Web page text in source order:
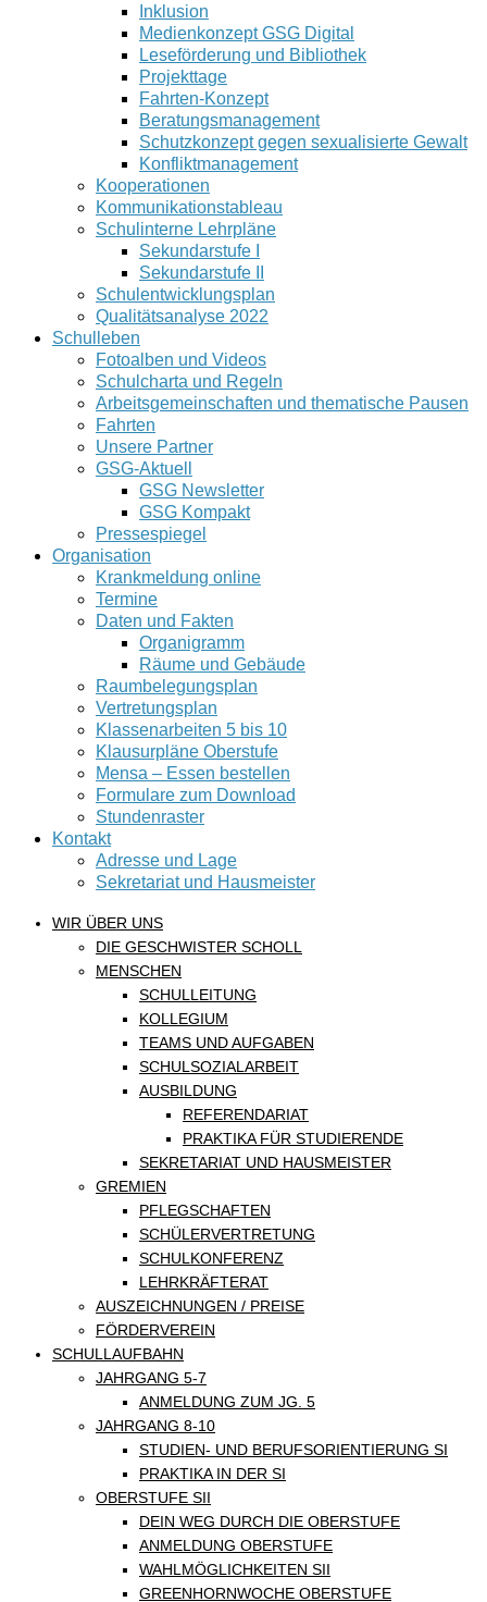
Inklusion
Medienkonzept GSG Digital
Leseförderung und Bibliothek
Projekttage
Fahrten-Konzept
Beratungsmanagement
Schutzkonzept gegen sexualisierte Gewalt
Konfliktmanagement
Kooperationen
Kommunikationstableau
Schulinterne Lehrpläne
Sekundarstufe I
Sekundarstufe II
Schulentwicklungsplan
Qualitätsanalyse 2022
Schulleben
Fotoalben und Videos
Schulcharta und Regeln
Arbeitsgemeinschaften und thematische Pausen
Fahrten
Unsere Partner
GSG-Aktuell
GSG Newsletter
GSG Kompakt
Pressespiegel
Organisation
Krankmeldung online
Termine
Daten und Fakten
Organigramm
Räume und Gebäude
Raumbelegungsplan
Vertretungsplan
Klassenarbeiten 5 bis 10
Klausurpläne Oberstufe
Mensa – Essen bestellen
Formulare zum Download
Stundenraster
Kontakt
Adresse und Lage
Sekretariat und Hausmeister
WIR ÜBER UNS
DIE GESCHWISTER SCHOLL
MENSCHEN
SCHULLEITUNG
KOLLEGIUM
TEAMS UND AUFGABEN
SCHULSOZIALARBEIT
AUSBILDUNG
REFERENDARIAT
PRAKTIKA FÜR STUDIERENDE
SEKRETARIAT UND HAUSMEISTER
GREMIEN
PFLEGSCHAFTEN
SCHÜLERVERTRETUNG
SCHULKONFERENZ
LEHRKRÄFTERAT
AUSZEICHNUNGEN / PREISE
FÖRDERVEREIN
SCHULLAUFBAHN
JAHRGANG 5-7
ANMELDUNG ZUM JG. 5
JAHRGANG 8-10
STUDIEN- UND BERUFSORIENTIERUNG SI
PRAKTIKA IN DER SI
OBERSTUFE SII
DEIN WEG DURCH DIE OBERSTUFE
ANMELDUNG OBERSTUFE
WAHLMÖGLICHKEITEN SII
GREENHORNWOCHE OBERSTUFE